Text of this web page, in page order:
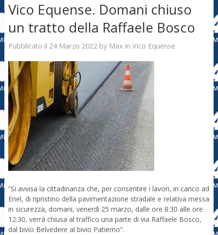
Vico Equense. Domani chiuso
un tratto della Raffaele Bosco
Pubblicato il 24 Marzo 2022by Max in Vico Equense
“Si avvisa la cittadinanza che, per consentire i lavori, in carico ad
Enel, di ripristino della pavimentazione stradale e relativa messa
in sicurezza, domani, venerdì 25 marzo, dalle ore 8:30 alle ore
12:30, verrà chiusa al traffico una parte di via Raffaele Bosco,
dal bivio Belvedere al bivio Patierno”.